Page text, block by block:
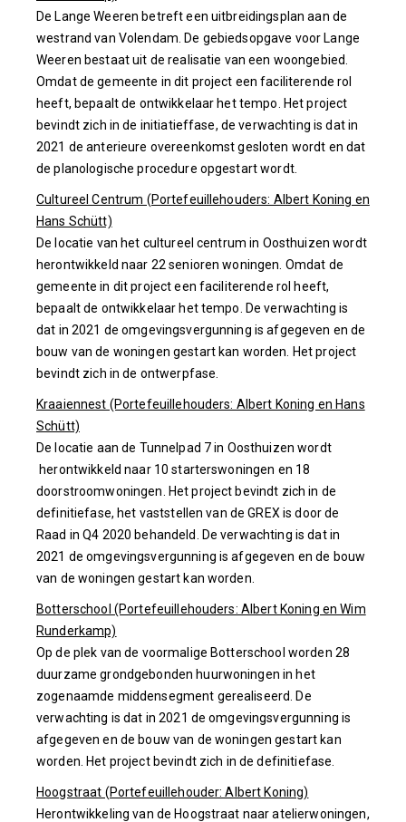
De Lange Weeren betreft een uitbreidingsplan aan de
westrand van Volendam. De gebiedsopgave voor Lange
Weeren bestaat uit de realisatie van een woongebied.
Omdat de gemeente in dit project een faciliterende rol
heeft, bepaalt de ontwikkelaar het tempo. Het project
bevindt zich in de initiatieffase, de verwachting is dat in
2021 de anterieure overeenkomst gesloten wordt en dat
de planologische procedure opgestart wordt.
Cultureel Centrum (Portefeuillehouders: Albert Koning en
Hans Schütt)
De locatie van het cultureel centrum in Oosthuizen wordt
herontwikkeld naar 22 senioren woningen. Omdat de
gemeente in dit project een faciliterende rol heeft,
bepaalt de ontwikkelaar het tempo. De verwachting is
dat in 2021 de omgevingsvergunning is afgegeven en de
bouw van de woningen gestart kan worden. Het project
bevindt zich in de ontwerpfase.
Kraaiennest (Portefeuillehouders: Albert Koning en Hans
Schütt)
De locatie aan de Tunnelpad 7 in Oosthuizen wordt
herontwikkeld naar 10 starterswoningen en 18
doorstroomwoningen. Het project bevindt zich in de
definitiefase, het vaststellen van de GREX is door de
Raad in Q4 2020 behandeld. De verwachting is dat in
2021 de omgevingsvergunning is afgegeven en de bouw
van de woningen gestart kan worden.
Botterschool (Portefeuillehouders: Albert Koning en Wim
Runderkamp)
Op de plek van de voormalige Botterschool worden 28
duurzame grondgebonden huurwoningen in het
zogenaamde middensegment gerealiseerd. De
verwachting is dat in 2021 de omgevingsvergunning is
afgegeven en de bouw van de woningen gestart kan
worden. Het project bevindt zich in de definitiefase.
Hoogstraat (Portefeuillehouder: Albert Koning)
Herontwikkeling van de Hoogstraat naar atelierwoningen,